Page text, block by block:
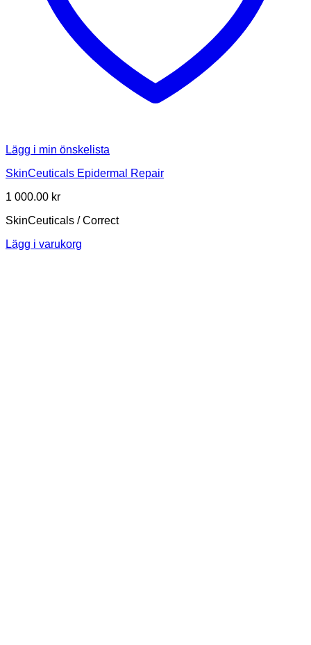
Lägg i min önskelista
SkinCeuticals Epidermal Repair
1 000.00 kr
SkinCeuticals / Correct
Lägg i varukorg